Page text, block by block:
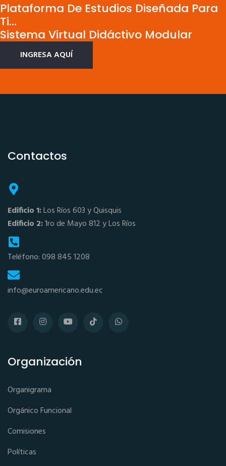
Plataforma De Estudios Diseñada Para
Ti...
Sistema Virtual Didáctivo Modular
INGRESA AQUÍ
Contactos
Edificio 1:Los Ríos 603 y Quisquis
Edificio 2:1ro de Mayo 812 y Los Ríos
Teléfono: 098 845 1208
info@euroamericano.edu.ec
Organización
Organigrama
Orgánico Funcional
Comisiones
Políticas